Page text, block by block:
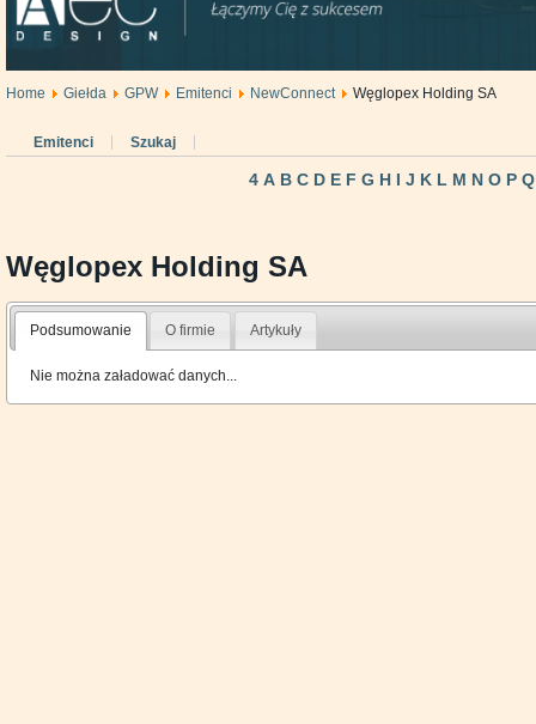
Home Giełda GPW Emitenci NewConnect Węglopex Holding SA
Emitenci Szukaj
4 A B C D E F G H I J K L M N O P Q
Węglopex Holding SA
Podsumowanie O firmie Artykuły
Nie można załadować danych...